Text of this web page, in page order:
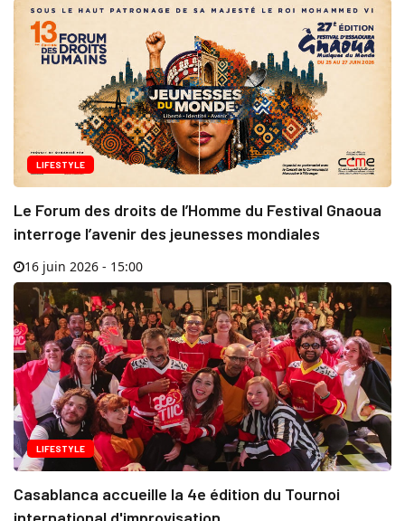
LIFESTYLE
Le Forum des droits de l’Homme du Festival Gnaoua
interroge l’avenir des jeunesses mondiales
16 juin 2026 - 15:00
LIFESTYLE
Casablanca accueille la 4e édition du Tournoi
international d'improvisation